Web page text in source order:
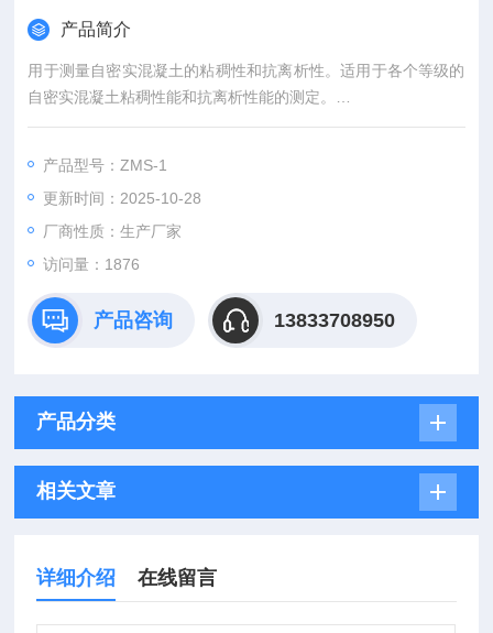
产品简介
用于测量自密实混凝土的粘稠性和抗离析性。适用于各个等级的
自密实混凝土粘稠性能和抗离析性能的测定。
自密实砂浆V型漏斗欧标ECC自密实砂浆V型漏斗价格参数
漏斗上口径30X270mm，下口径30X30,高60mm,其内表面应经
加工修整呈平滑状。V形漏斗制作材料可用金属，也可用塑料。
在漏斗出料口的部分
产品型号：ZMS-1
更新时间：2025-10-28
厂商性质：生产厂家
访问量：1876
产品咨询 13833708950
产品分类
相关文章
详细介绍 在线留言